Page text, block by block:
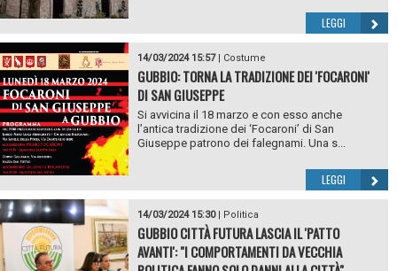
LEGGI
14/03/2024 15:57| Costume
GUBBIO: TORNA LA TRADIZIONE DEI 'FOCARONI'
DI SAN GIUSEPPE
Si avvicina il 18 marzo e con esso anche
l’antica tradizione dei ‘Focaroni’ di San
Giuseppe patrono dei falegnami. Una s...
LEGGI
14/03/2024 15:30| Politica
GUBBIO CITTÀ FUTURA LASCIA IL 'PATTO
AVANTI': "I COMPORTAMENTI DA VECCHIA